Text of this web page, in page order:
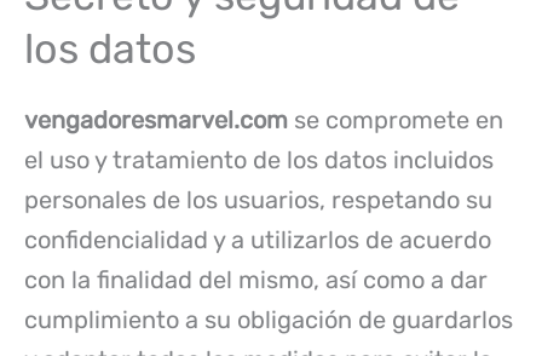
los datos
vengadoresmarvel.com se compromete en
el uso y tratamiento de los datos incluidos
personales de los usuarios, respetando su
confidencialidad y a utilizarlos de acuerdo
con la finalidad del mismo, así como a dar
cumplimiento a su obligación de guardarlos